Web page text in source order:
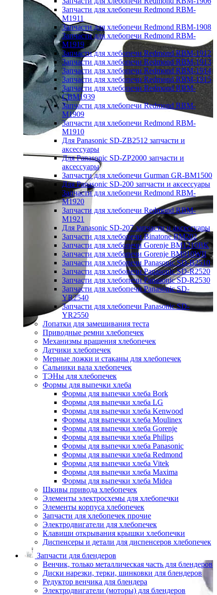
Запчасти для хлебопечи Redmond RBM-
M1911
Запчасти для хлебопечи Redmond RBM-1908
Запчасти для хлебопечи Redmond RBM-
M1919
Запчасти для хлебопечи Redmond RBM-1912
Запчасти для хлебопечи Redmond RBM-1913
Запчасти для хлебопечи Redmond RBM-1914
Запчасти для хлебопечи Redmond RBM-1915
Запчасти для хлебопечи Redmond RBM-
CBM1939
Запчасти для хлебопечи Redmond RBM-
M1909
Запчасти для хлебопечи Redmond RBM-
M1910
Для Panasonic SD-ZB2512 запчасти и
аксессуары
Для Panasonic SD-ZP2000 запчасти и
аксессуары
Запчасти для хлебопечи Gurman GR-BM1500
Для Panasonic SD-200 запчасти и аксессуары
Запчасти для хлебопечи Redmond RBM-
M1920
Запчасти для хлебопечи Redmond RBM-
M1921
Для Panasonic SD-207 запчасти и аксессуары
Запчасти для хлебопечи Binatone BM202
Запчасти для хлебопечи Gorenje BM1210BK
Запчасти для хлебопечи Gorenje BM910WII
Запчасти для хлебопечи Panasonic SD-B2510
Запчасти для хлебопечи Panasonic SD-R2520
Запчасти для хлебопечи Panasonic SD-R2530
Запчасти для хлебопечи Panasonic SD-
YR2540
Запчасти для хлебопечи Panasonic SD-
YR2550
Лопатки для замешивания теста
Приводные ремни хлебопечек
Механизмы вращения хлебопечек
Датчики хлебопечек
Мерные ложки и стаканы для хлебопечек
Сальники вала хлебопечек
ТЭНы для хлебопечек
Формы для выпечки хлеба
Формы для выпечки хлеба Bork
Формы для выпечки хлеба LG
Формы для выпечки хлеба Kenwood
Формы для выпечки хлеба Moulinex
Формы для выпечки хлеба Gorenje
Формы для выпечки хлеба Philips
Формы для выпечки хлеба Panasonic
Формы для выпечки хлеба Redmond
Формы для выпечки хлеба Vitek
Формы для выпечки хлеба Maxima
Формы для выпечки хлеба Midea
Шкивы привода хлебопечек
Элементы электросхемы для хлебопечки
Элементы корпуса хлебопечек
Запчасти для хлебопечек прочие
Электродвигатели для хлебопечек
Клавиши открывания крышки хлебопечки
Диспенсеры и детали для диспенсеров хлебопечек
Запчасти для блендеров
Венчик, только металлическая часть для блендеров
Диски нарезки, терки, шинковки для блендеров
Редуктор венчика для блендера
Электродвигатели (моторы) для блендеров